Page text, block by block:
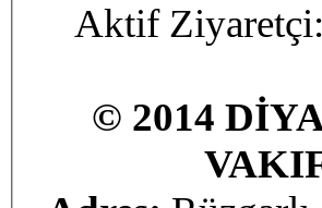
Aktif Ziyaretçi:
© 2014